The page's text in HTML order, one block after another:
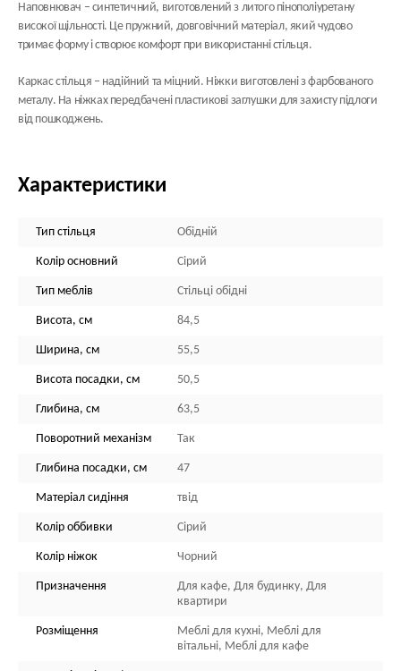
Наповнювач – синтетичний, виготовлений з литого пінополіуретану
високої щільності. Це пружний, довговічний матеріал, який чудово
тримає форму і створює комфорт при використанні стільця.
Каркас стільця – надійний та міцний. Ніжки виготовлені з фарбованого
металу. На ніжках передбачені пластикові заглушки для захисту підлоги
від пошкоджень.
Характеристики
Тип стільця Обідній
Колір основний Сірий
Тип меблів Стільці обідні
Висота, см 84,5
Ширина, см 55,5
Висота посадки, см 50,5
Глибина, см 63,5
Поворотний механізм Так
Глибина посадки, см 47
Матеріал сидіння твід
Колір оббивки Сірий
Колір ніжок Чорний
Призначення
Для кафе, Для будинку, Для
квартири
Розміщення
Меблі для кухні, Меблі для
вітальні, Меблі для кафе